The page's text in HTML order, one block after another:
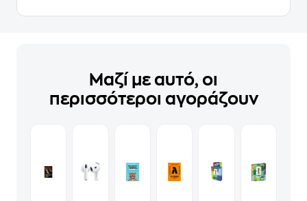
Μαζί με αυτό, οι
περισσότεροι αγοράζουν